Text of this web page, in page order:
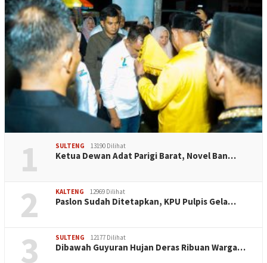
1 SULTENG 13190 Dilihat
Ketua Dewan Adat Parigi Barat, Novel Ban…
2 KALTENG 12969 Dilihat
Paslon Sudah Ditetapkan, KPU Pulpis Gela…
3 SULTENG 12177 Dilihat
Dibawah Guyuran Hujan Deras Ribuan Warga…